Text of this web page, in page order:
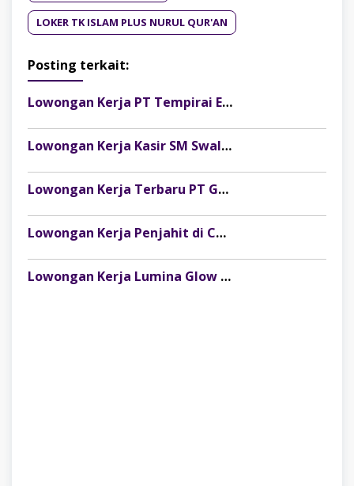
LOKER TK ISLAM PLUS NURUL QUR'AN
Posting terkait:
Lowongan Kerja PT Tempirai Energy Resources Site Musi Banyuasin
Lowongan Kerja Kasir SM Swalayan Lubuklinggau (SM Group)
Lowongan Kerja Terbaru PT Gelora Citra Kimia Abadi Palembang
Lowongan Kerja Penjahit di CV Dago Bima Perkasa (MRSM Studio) Lubuk Linggau
Lowongan Kerja Lumina Glow Clinic & Salon Palembang Terbaru